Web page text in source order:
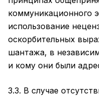
коммуникационного
использование
оскорбительных
шантажа, в
и кому они были
3.3. В случае